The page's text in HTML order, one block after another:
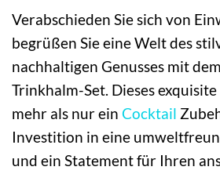
Verabschieden Sie sich von
begrüßen Sie eine Welt des
nachhaltigen Genusses mit dem
Trinkhalm-Set. Dieses
mehr als nur ein Cocktail
Investition in eine
und ein Statement für Ihren